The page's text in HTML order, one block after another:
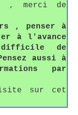
, merci de
, penser à
à l'avance
de
aussi à
par
sur cet